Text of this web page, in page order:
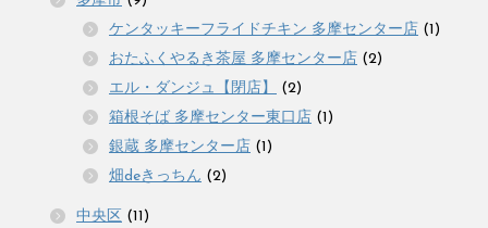
ケンタッキーフライドチキン 多摩センター店 (1)
おたふくやるき茶屋 多摩センター店 (2)
エル・ダンジュ【閉店】
(2)
箱根そば 多摩センター東口店 (1)
銀蔵 多摩センター店 (1)
畑deきっちん (2)
中央区 (11)